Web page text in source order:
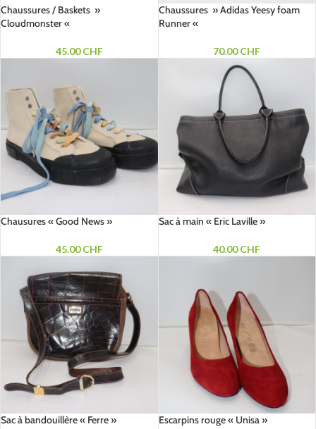
Chaussures / Baskets »
Cloudmonster «
45.00CHF
Chaussures » Adidas Yeesy foam
Runner «
70.00CHF
Chausures « Good News »
45.00CHF
Sac à main « Eric Laville »
40.00CHF
Sac à bandouillère « Ferre » Escarpins rouge « Unisa »